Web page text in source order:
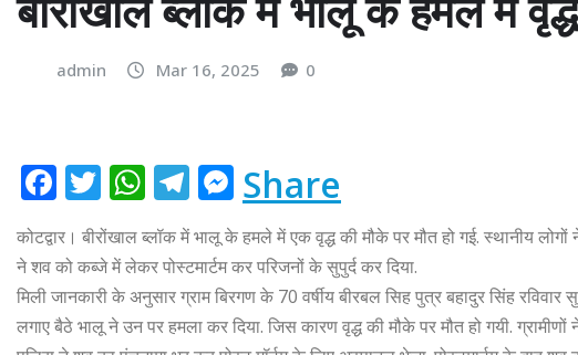
admin Mar 16, 2025 0
F
c
e
b
T
w
it
te
r
W
h
at
s
A
T
e
g
ra
M
e
ss
e
n
Share
कोटद्वार। बीरोंखाल ब्लॉक में भालू के हमले में एक वृद्ध की मौके पर मौत हो गई. स्थानीय
ने शव को कब्जे में लेकर पोस्टमार्टम कर परिजनों के सुपुर्द कर दिया.
मिली जानकारी के अनुसार ग्राम बिरगण के 70 वर्षीय बीरबल सिह पुत्र बहादुर सिंह
लगाए बैठे भालू ने उन पर हमला कर दिया. जिस कारण वृद्ध की मौके पर मौत हो गयी.